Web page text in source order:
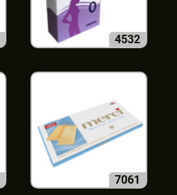
4532
7061